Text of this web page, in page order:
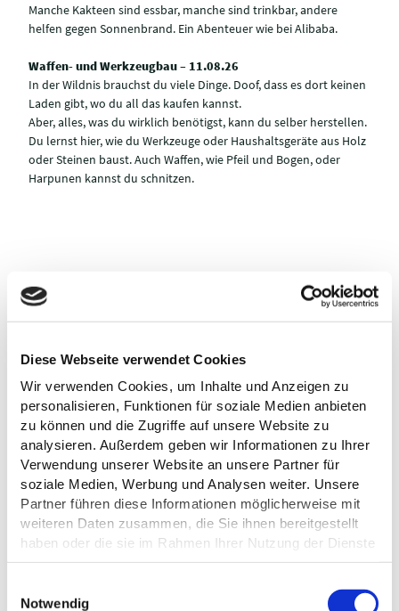
Diese Webseite verwendet Cookies
Wir verwenden Cookies, um Inhalte und Anzeigen zu
personalisieren, Funktionen für soziale Medien anbieten
zu können und die Zugriffe auf unsere Website zu
analysieren. Außerdem geben wir Informationen zu Ihrer
Verwendung unserer Website an unsere Partner für
soziale Medien, Werbung und Analysen weiter. Unsere
Partner führen diese Informationen möglicherweise mit
weiteren Daten zusammen, die Sie ihnen bereitgestellt
haben oder die sie im Rahmen Ihrer Nutzung der Dienste
gesammelt haben.
Datenschutz
Notwendig
Manche Kakteen sind essbar, manche sind trinkbar, andere
helfen gegen Sonnenbrand. Ein Abenteuer wie bei Alibaba.
Waffen- und Werkzeugbau – 11.08.26
In der Wildnis brauchst du viele Dinge. Doof, dass es dort keinen
Laden gibt, wo du all das kaufen kannst.
Aber, alles, was du wirklich benötigst, kann du selber herstellen.
Du lernst hier, wie du Werkzeuge oder Haushaltsgeräte aus Holz
oder Steinen baust. Auch Waffen, wie Pfeil und Bogen, oder
Harpunen kannst du schnitzen.
TERMINE IM ÜBERBLICK
Montag, 10.08.2026
09:30 bis 13:30 Uhr
Im Kalender speichern
Dienstag, 11.08.2026